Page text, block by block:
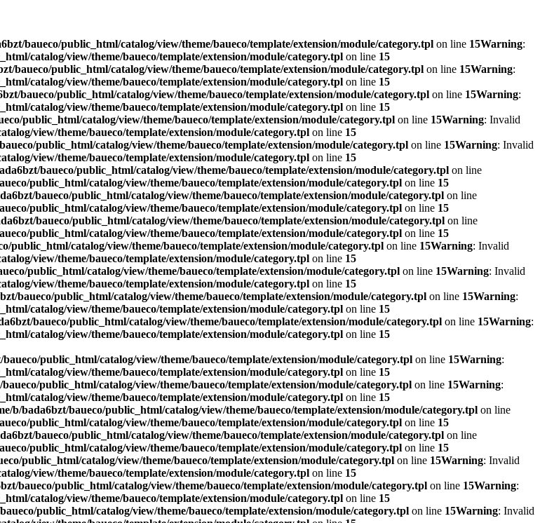
baueco/public_html/catalog/view/theme/baueco/template/extension/module/category.tpl on line 15Warning:
catalog/view/theme/baueco/template/extension/module/category.tpl on line 15
baueco/public_html/catalog/view/theme/baueco/template/extension/module/category.tpl on line 15Warning:
catalog/view/theme/baueco/template/extension/module/category.tpl on line 15
baueco/public_html/catalog/view/theme/baueco/template/extension/module/category.tpl on line 15Warning:
catalog/view/theme/baueco/template/extension/module/category.tpl on line 15
public_html/catalog/view/theme/baueco/template/extension/module/category.tpl on line 15Warning: Invalid
view/theme/baueco/template/extension/module/category.tpl on line 15
public_html/catalog/view/theme/baueco/template/extension/module/category.tpl on line 15Warning: Invalid
view/theme/baueco/template/extension/module/category.tpl on line 15
baueco/public_html/catalog/view/theme/baueco/template/extension/module/category.tpl on line
public_html/catalog/view/theme/baueco/template/extension/module/category.tpl on line 15
baueco/public_html/catalog/view/theme/baueco/template/extension/module/category.tpl on line
public_html/catalog/view/theme/baueco/template/extension/module/category.tpl on line 15
baueco/public_html/catalog/view/theme/baueco/template/extension/module/category.tpl on line
public_html/catalog/view/theme/baueco/template/extension/module/category.tpl on line 15
public_html/catalog/view/theme/baueco/template/extension/module/category.tpl on line 15Warning: Invalid
view/theme/baueco/template/extension/module/category.tpl on line 15
public_html/catalog/view/theme/baueco/template/extension/module/category.tpl on line 15Warning: Invalid
view/theme/baueco/template/extension/module/category.tpl on line 15
baueco/public_html/catalog/view/theme/baueco/template/extension/module/category.tpl on line 15Warning:
catalog/view/theme/baueco/template/extension/module/category.tpl on line 15
baueco/public_html/catalog/view/theme/baueco/template/extension/module/category.tpl on line 15Warning:
catalog/view/theme/baueco/template/extension/module/category.tpl on line 15
public_html/catalog/view/theme/baueco/template/extension/module/category.tpl on line 15Warning:
catalog/view/theme/baueco/template/extension/module/category.tpl on line 15
public_html/catalog/view/theme/baueco/template/extension/module/category.tpl on line 15Warning:
catalog/view/theme/baueco/template/extension/module/category.tpl on line 15
b/bada6bzt/baueco/public_html/catalog/view/theme/baueco/template/extension/module/category.tpl on line
public_html/catalog/view/theme/baueco/template/extension/module/category.tpl on line 15
baueco/public_html/catalog/view/theme/baueco/template/extension/module/category.tpl on line
public_html/catalog/view/theme/baueco/template/extension/module/category.tpl on line 15
public_html/catalog/view/theme/baueco/template/extension/module/category.tpl on line 15Warning: Invalid
view/theme/baueco/template/extension/module/category.tpl on line 15
baueco/public_html/catalog/view/theme/baueco/template/extension/module/category.tpl on line 15Warning:
catalog/view/theme/baueco/template/extension/module/category.tpl on line 15
public_html/catalog/view/theme/baueco/template/extension/module/category.tpl on line 15Warning: Invalid